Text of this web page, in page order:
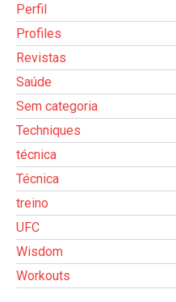
Perfil
Profiles
Revistas
Saúde
Sem categoria
Techniques
técnica
Técnica
treino
UFC
Wisdom
Workouts